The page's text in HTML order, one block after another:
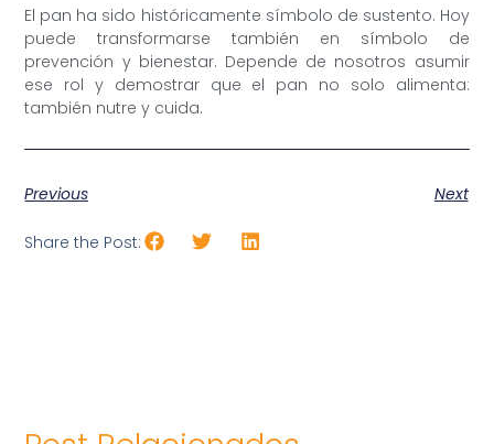
El pan ha sido históricamente símbolo de sustento. Hoy
puede transformarse también en símbolo de
prevención y bienestar. Depende de nosotros asumir
ese rol y demostrar que el pan no solo alimenta:
también nutre y cuida.
Previous Next
Share the Post: